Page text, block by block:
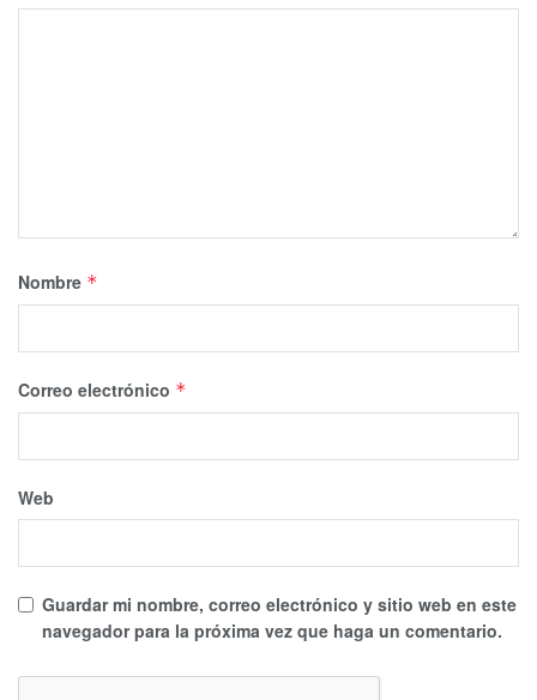
Nombre *
Correo electrónico *
Web
Guardar mi nombre, correo electrónico y sitio web en este
navegador para la próxima vez que haga un comentario.